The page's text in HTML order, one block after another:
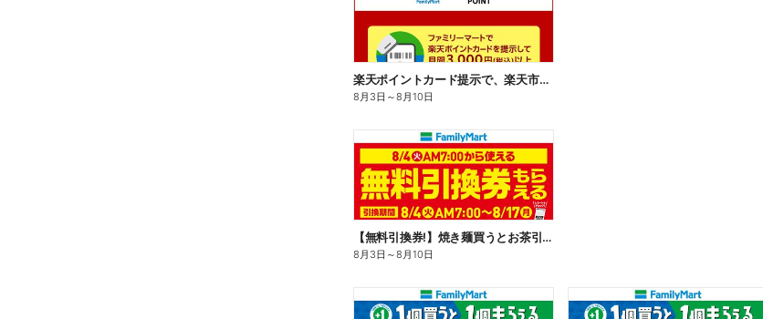
楽天ポイントカード提示で、楽天市場でのお買い物がおトクに!
8月3日 ～8月10日
【無料引換券!】焼き麺買うとお茶引換券貰える!
8月3日 ～8月10日